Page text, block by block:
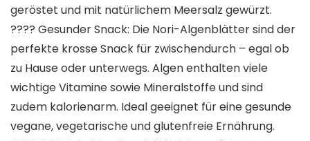
geröstet und mit natürlichem Meersalz gewürzt.
???? Gesunder Snack: Die Nori-Algenblätter sind der
perfekte krosse Snack für zwischendurch – egal ob
zu Hause oder unterwegs. Algen enthalten viele
wichtige Vitamine sowie Mineralstoffe und sind
zudem kalorienarm. Ideal geeignet für eine gesunde
vegane, vegetarische und glutenfreie Ernährung.